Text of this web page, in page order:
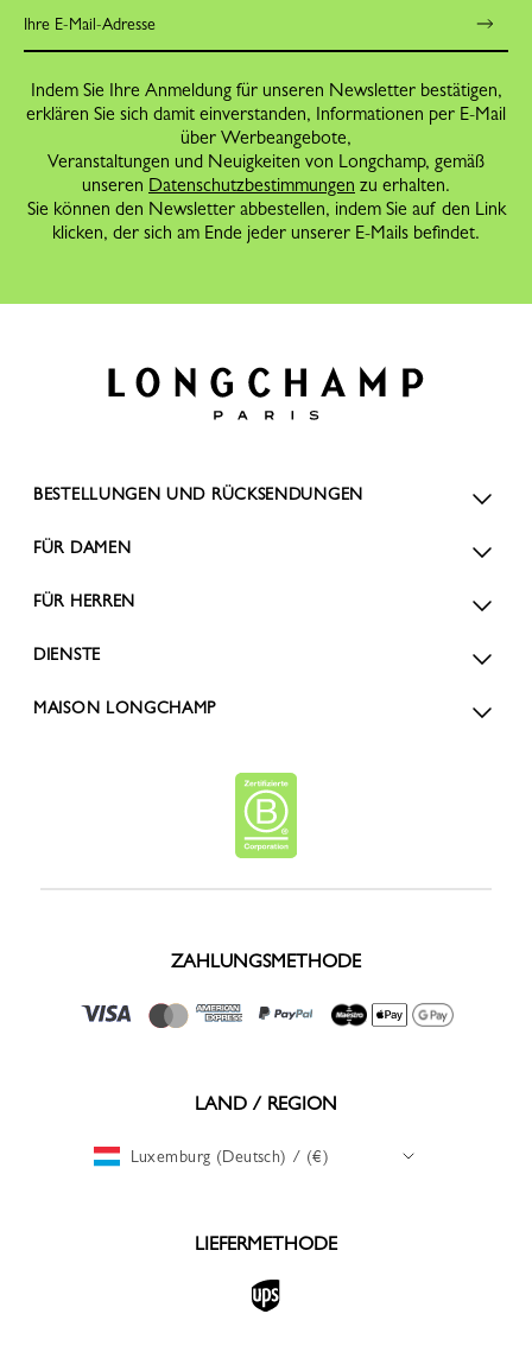
Indem Sie Ihre Anmeldung für unseren Newsletter bestätigen,
erklären Sie sich damit einverstanden, Informationen per E-Mail
über Werbeangebote,
Veranstaltungen und Neuigkeiten von Longchamp, gemäß
unseren Datenschutzbestimmungen zu erhalten.
Sie können den Newsletter abbestellen, indem Sie auf den Link
klicken, der sich am Ende jeder unserer E-Mails befindet.
BESTELLUNGEN UND RÜCKSENDUNGEN
FÜR DAMEN
FÜR HERREN
DIENSTE
MAISON LONGCHAMP
ZAHLUNGSMETHODE
LAND / REGION
Luxemburg (Deutsch) / (€)
LIEFERMETHODE